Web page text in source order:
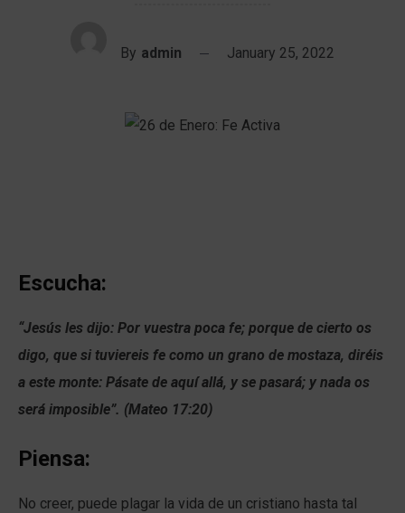
By admin January 25, 2022
Escucha:
“Jesús les dijo: Por vuestra poca fe; porque de cierto os
digo, que si tuviereis fe como un grano de mostaza, diréis
a este monte: Pásate de aquí allá, y se pasará; y nada os
será imposible”. (Mateo 17:20)
Piensa:
No creer, puede plagar la vida de un cristiano hasta tal